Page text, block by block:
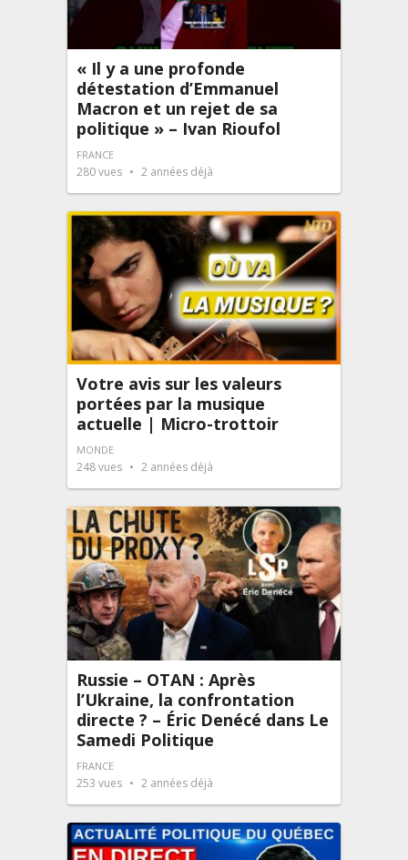
« Il y a une profonde
détestation d’Emmanuel
Macron et un rejet de sa
politique » – Ivan Rioufol
FRANCE
280vues 2 années déjà
Votre avis sur les valeurs
portées par la musique
actuelle | Micro-trottoir
MONDE
248vues 2 années déjà
Russie – OTAN : Après
l’Ukraine, la confrontation
directe ? – Éric Denécé dans Le
Samedi Politique
FRANCE
253 vues 2 années déjà